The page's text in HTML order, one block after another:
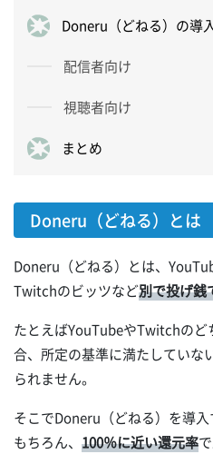
Doneru（どねる）の導
配信者向け
視聴者向け
まとめ
Doneru（どねる）とは
Doneru（どねる）とは、
Twitchのビッツなど別で投げ銭
たとえばYouTubeやTwitchの
合、所定の基準に満たしていな
られません。
そこでDoneru（どねる）を導
もちろん、 100％に近い還元率